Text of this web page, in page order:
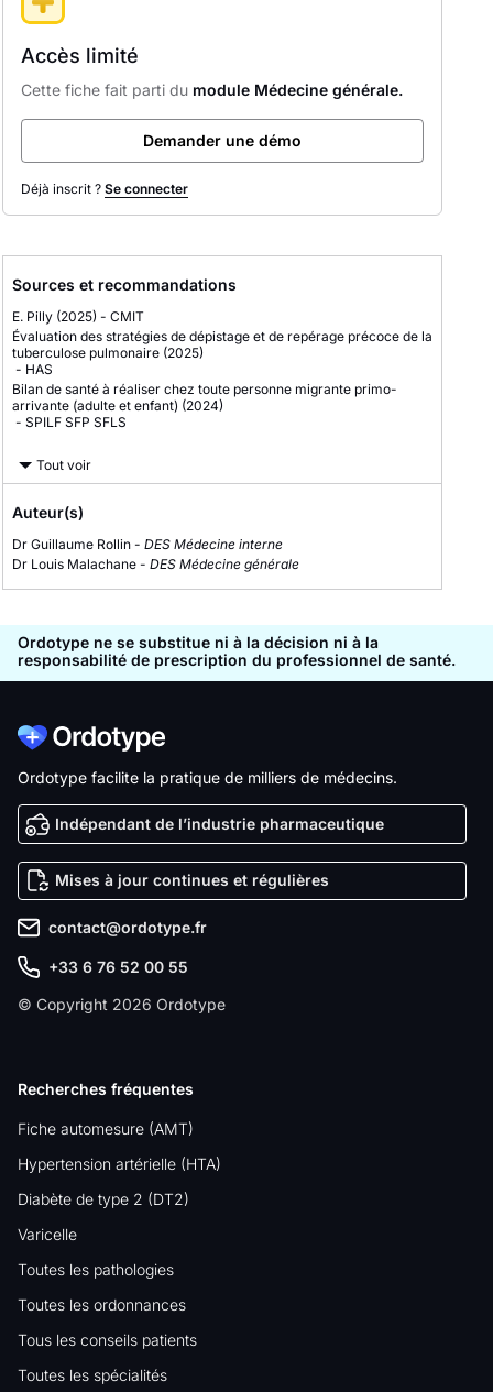
Accès limité
Cette fiche fait parti du module Médecine générale.
Demander une démo
Déjà inscrit ? Se connecter
Sources et recommandations
E. Pilly (2025) - CMIT
Évaluation des stratégies de dépistage et de repérage précoce de la
tuberculose pulmonaire (2025)
- HAS
Bilan de santé à réaliser chez toute personne migrante primo-
arrivante (adulte et enfant) (2024)
- SPILF SFP SFLS
Tout voir
Auteur(s)
Dr Guillaume Rollin - DES Médecine interne
Dr Louis Malachane - DES Médecine générale
Ordotype ne se substitue ni à la décision ni à la
responsabilité de prescription du professionnel de santé.
Ordotype facilite la pratique de milliers de médecins.
Indépendant de l’industrie pharmaceutique
Mises à jour continues et régulières
contact@ordotype.fr
+33 6 76 52 00 55
© Copyright 2026 Ordotype
Recherches fréquentes
Fiche automesure (AMT)
Hypertension artérielle (HTA)
Diabète de type 2 (DT2)
Varicelle
Toutes les pathologies
Toutes les ordonnances
Tous les conseils patients
Toutes les spécialités